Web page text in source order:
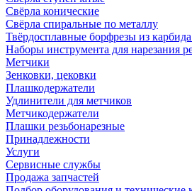
Свёрла конические
Свёрла спиральные по металлу
Твёрдосплавные борфрезы из
Наборы инструмента для нарезания
Метчики
Зенковки, цековки
Плашкодержатели
Удлинители для метчиков
Метчикодержатели
Плашки резьбонарезные
Принадлежности
Услуги
Сервисные службы
Продажа запчастей